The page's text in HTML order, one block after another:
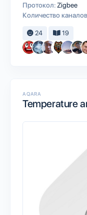
Протокол: Zigbee
Количество
24 19
AQARA
Temperature